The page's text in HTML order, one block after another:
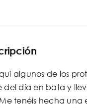
algunos de los
del día en bata y
tenéis hecha una